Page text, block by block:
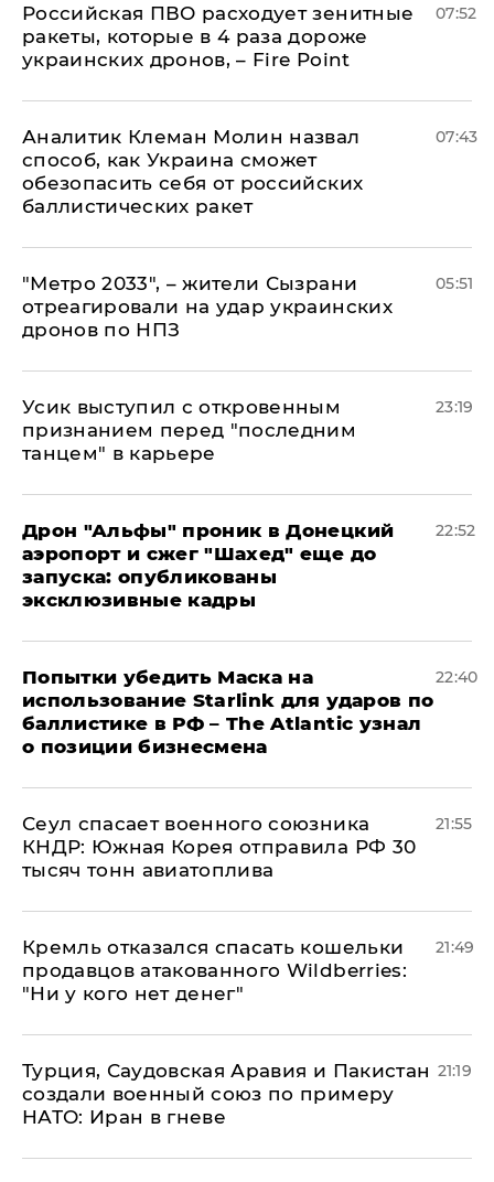
Российская ПВО расходует зенитные
ракеты, которые в 4 раза дороже
украинских дронов, – Fire Point
07:52
Аналитик Клеман Молин назвал
способ, как Украина сможет
обезопасить себя от российских
баллистических ракет
07:43
"Метро 2033", – жители Сызрани
отреагировали на удар украинских
дронов по НПЗ
05:51
Усик выступил с откровенным
признанием перед "последним
танцем" в карьере
23:19
Дрон "Альфы" проник в Донецкий
аэропорт и сжег "Шахед" еще до
запуска: опубликованы
эксклюзивные кадры
22:52
Попытки убедить Маска на
использование Starlink для ударов по
баллистике в РФ – The Atlantic узнал
о позиции бизнесмена
22:40
​Сеул спасает военного союзника
КНДР: Южная Корея отправила РФ 30
тысяч тонн авиатоплива
21:55
Кремль отказался спасать кошельки
продавцов атакованного Wildberries:
"Ни у кого нет денег"
21:49
Турция, Саудовская Аравия и Пакистан
создали военный союз по примеру
НАТО: Иран в гневе
21:19